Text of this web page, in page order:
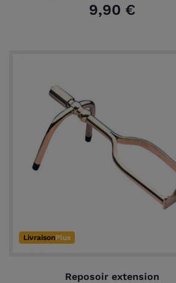
9,90 €
LivraisonPlus
Reposoir extension